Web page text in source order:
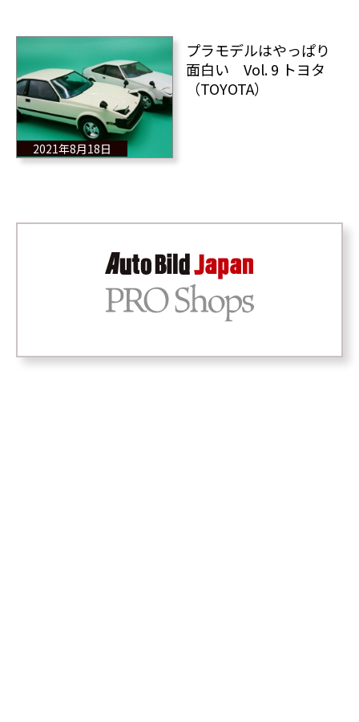
2021年8月18日
プラモデルはやっぱり
面白い Vol. 9 トヨタ
（TOYOTA）